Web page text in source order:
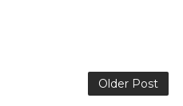
Older Post